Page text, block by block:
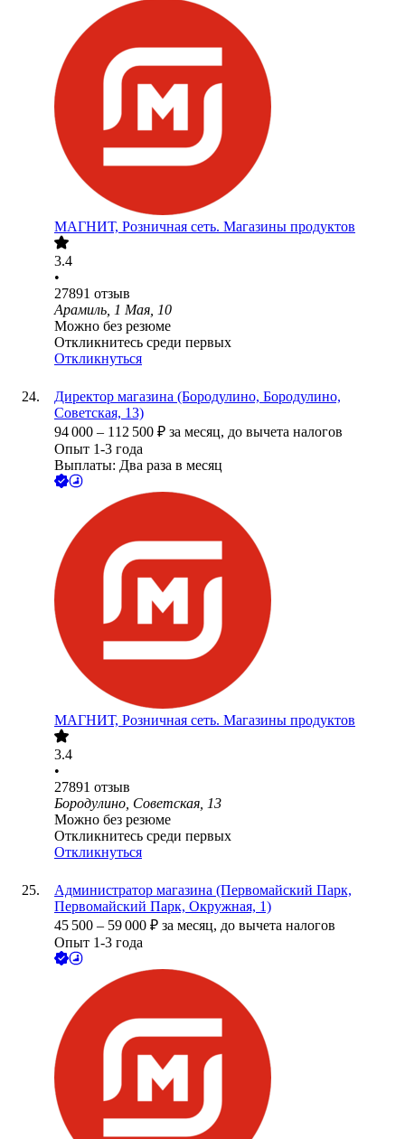
МАГНИТ, Розничная сеть. Магазины продуктов
3.4
•
27891 отзыв
Арамиль, 1 Мая, 10
Можно без резюме
Откликнитесь среди первых
Откликнуться
Директор магазина (Бородулино, Бородулино,
Советская, 13)
94 000 – 112 500 ₽ за месяц, до вычета налогов
Опыт 1-3 года
Выплаты: Два раза в месяц
МАГНИТ, Розничная сеть. Магазины продуктов
3.4
•
27891 отзыв
Бородулино, Советская, 13
Можно без резюме
Откликнитесь среди первых
Откликнуться
Администратор магазина (Первомайский Парк,
Первомайский Парк, Окружная, 1)
45 500 – 59 000 ₽ за месяц, до вычета налогов
Опыт 1-3 года